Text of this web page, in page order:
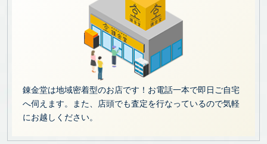
錬金堂は地域密着型のお店です！お電話一本で即日ご自宅
へ伺えます。また、店頭でも査定を行なっているので気軽
にお越しください。